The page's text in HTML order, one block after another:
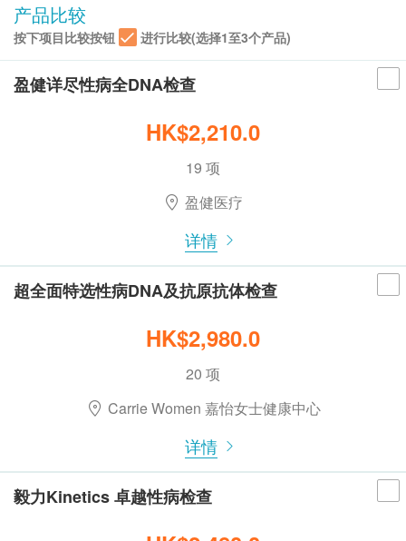
产品比较
按下项目比较按钮 进行比较(选择1至3个产品)
盈健详尽性病全DNA检查
HK$2,210.0
19 项
盈健医疗
详情
超全面特选性病DNA及抗原抗体检查
HK$2,980.0
20 项
Carrie Women 嘉怡女士健康中心
详情
毅力Kinetics 卓越性病检查